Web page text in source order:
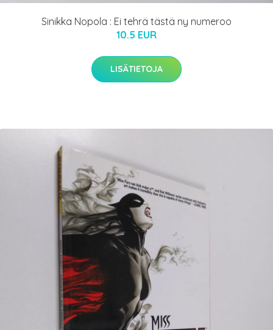
Sinikka Nopola : Ei tehrä tästä ny numeroo
10.5 EUR
LISÄTIETOJA